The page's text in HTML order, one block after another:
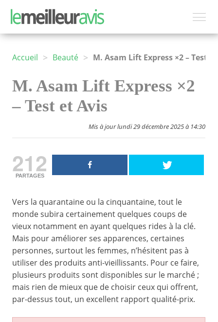
Accueil > Beauté >
M. Asam Lift Express ×2
– Test et Avis
Mis à jour lundi 29 décembre 2025 à 14:30
212
PARTAGES
Vers la quarantaine ou la cinquantaine, tout le
monde subira certainement quelques coups de
vieux notamment en ayant quelques rides à la clé.
Mais pour améliorer ses apparences, certaines
personnes, surtout les femmes, n’hésitent pas à
utiliser des produits anti-vieillissants. Pour ce faire,
plusieurs produits sont disponibles sur le marché ;
mais rien de mieux que de choisir ceux qui offrent,
par-dessus tout, un excellent rapport qualité-prix.